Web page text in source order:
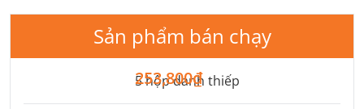
Sản phẩm bán chạy
5 hộp danh thiếp
253,800₫